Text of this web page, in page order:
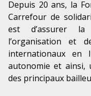
Depuis 20 ans, la
Carrefour de
est d’assurer
l’organisation et
internationaux en
autonomie et ainsi,
des principaux